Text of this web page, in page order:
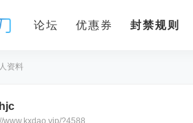
论坛 优惠券 封禁规则
资料
www.kxdao.vip/?4588